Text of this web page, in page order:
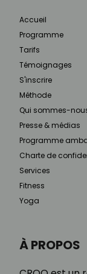
À PROPOS
Accueil
Programme
Tarifs
Témoignages
S'inscrire
Méthode
Qui sommes-
Presse & médias
Programme
Charte de
Services
Fitness
Yoga